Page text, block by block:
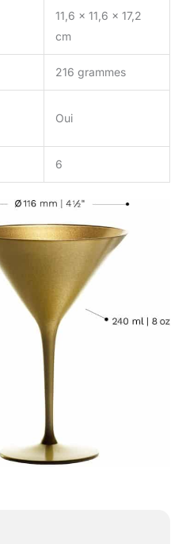
parfait pour ceux qui
11,6 x 11,6 x 17,2
cm
216 grammes
Oui
6